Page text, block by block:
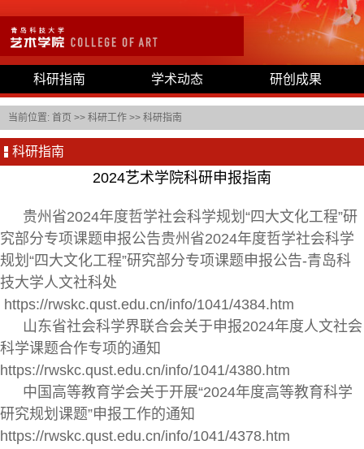
科研指南 学术动态 研创成果
当前位置: 首页 >> 科研工作 >> 科研指南
科研指南
2024艺术学院科研申报指南
贵州省2024年度哲学社会科学规划“四大文化工程”研
究部分专项课题申报公告贵州省2024年度哲学社会科学
规划“四大文化工程”研究部分专项课题申报公告-青岛科
技大学人文社科处
https://rwskc.qust.edu.cn/info/1041/4384.htm
山东省社会科学界联合会关于申报2024年度人文社会
科学课题合作专项的通知
https://rwskc.qust.edu.cn/info/1041/4380.htm
中国高等教育学会关于开展“2024年度高等教育科学
研究规划课题”申报工作的通知
https://rwskc.qust.edu.cn/info/1041/4378.htm